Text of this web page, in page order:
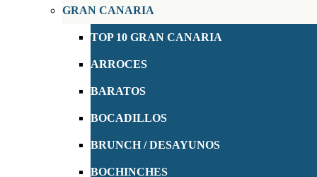
GRAN CANARIA
TOP 10 GRAN CANARIA
ARROCES
BARATOS
BOCADILLOS
BRUNCH / DESAYUNOS
BOCHINCHES